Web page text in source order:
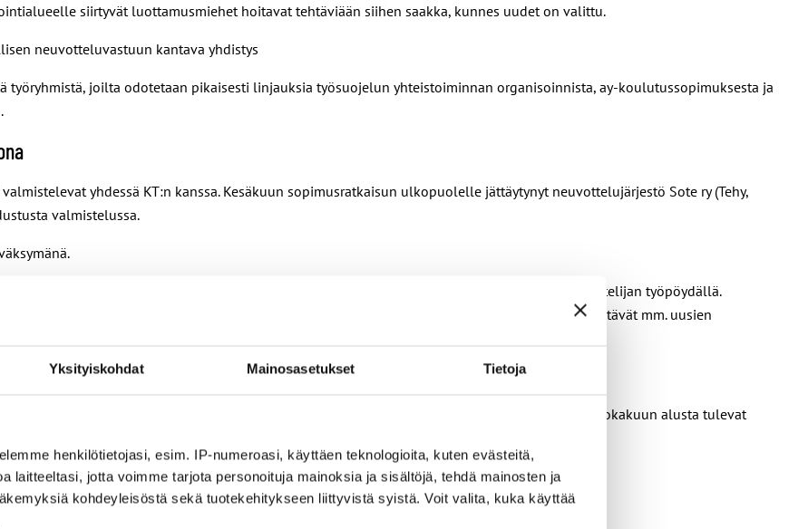
Yksityiskohdat Mainosasetukset Tietoja
henkilötietojasi, esim. IP-numeroasi, käyttäen teknologioita, kuten evästeitä,
laitteeltasi, jotta voimme tarjota personoituja mainoksia ja sisältöjä, tehdä mainosten ja
kohdeyleisöstä sekä tuotekehitykseen liittyvistä syistä. Voit valita, kuka käyttää
siirtyvät luottamusmiehet hoitavat tehtäviään siihen saakka, kunnes uudet on valittu.
neuvotteluvastuun kantava yhdistys
joilta odotetaan pikaisesti linjauksia työsuojelun yhteistoiminnan organisoinnista, ay-koulutussopimuksesta ja
yhdessä KT:n kanssa. Kesäkuun sopimusratkaisun ulkopuolelle jättäytynyt neuvottelujärjestö Sote ry (Tehy,
valmistelussa.
sopimusratkaisuun ja työrauhan piiriin. Tätä kirjoitettaessa prosessi on valtakunnansovittelijan työpöydällä.
ratkaisussa tarkoilla kirjauksilla. Ne varmistavat pääsopimuslinjausten toteutumisen ja estävät mm. uusien
alan väelle on saatu kipeästi kaivattuja palkankorotuksia sekä
. Lokakuun alusta tulevat
sopimus syntyi – työ jatkuu”